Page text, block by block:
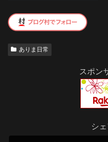
ありま日常
スポン
シ